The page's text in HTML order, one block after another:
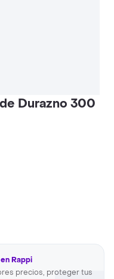
Durazno 300
Rappi
precios, proteger tus